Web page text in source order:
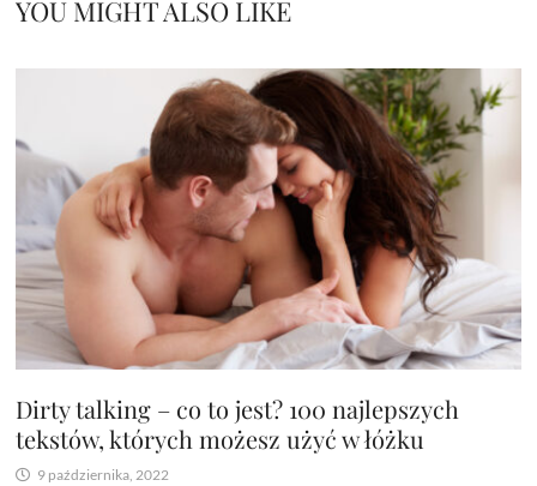
YOU MIGHT ALSO LIKE
Dirty talking – co to jest? 100 najlepszych
tekstów, których możesz użyć w łóżku
9 października, 2022